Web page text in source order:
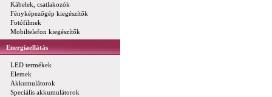
Kábelek, csatlakozók
Fényképezőgép kiegészítők
Fotófilmek
Mobiltelefon kiegészítők
Energiaellátás
LED termékek
Elemek
Akkumulátorok
Speciális akkumulátorok